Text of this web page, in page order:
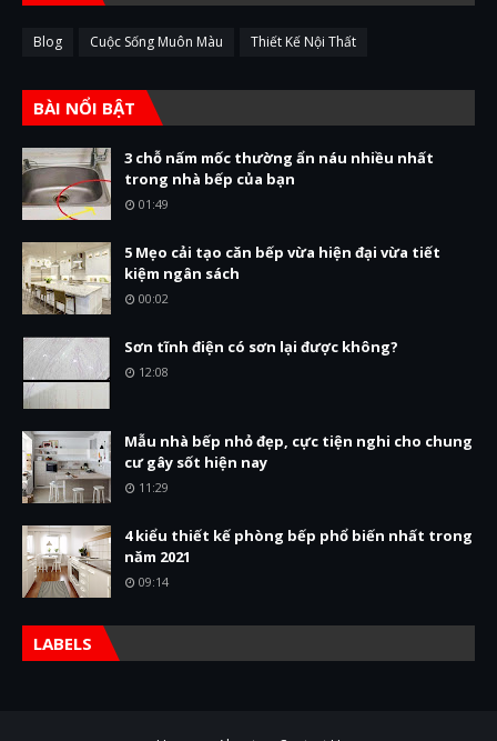
Blog Cuộc Sống Muôn Màu Thiết Kế Nội Thất
BÀI NỔI BẬT
3 chỗ nấm mốc thường ẩn náu nhiều nhất
trong nhà bếp của bạn
01:49
5 Mẹo cải tạo căn bếp vừa hiện đại vừa tiết
kiệm ngân sách
00:02
Sơn tĩnh điện có sơn lại được không?
12:08
Mẫu nhà bếp nhỏ đẹp, cực tiện nghi cho chung
cư gây sốt hiện nay
11:29
4 kiểu thiết kế phòng bếp phổ biến nhất trong
năm 2021
09:14
LABELS